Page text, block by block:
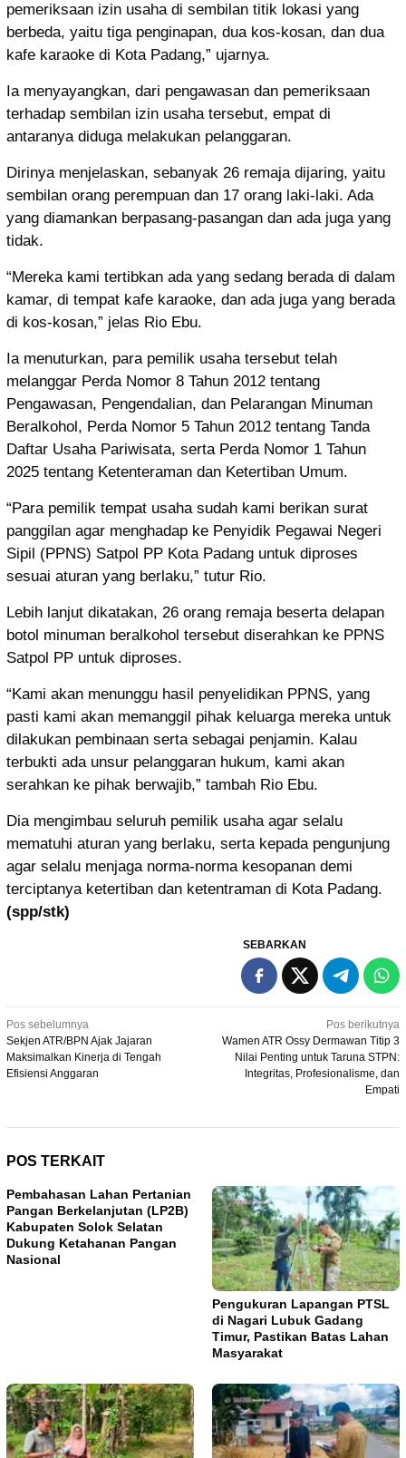
pemeriksaan izin usaha di sembilan titik lokasi yang
berbeda, yaitu tiga penginapan, dua kos-kosan, dan dua
kafe karaoke di Kota Padang,” ujarnya.
Ia menyayangkan, dari pengawasan dan pemeriksaan
terhadap sembilan izin usaha tersebut, empat di
antaranya diduga melakukan pelanggaran.
Dirinya menjelaskan, sebanyak 26 remaja dijaring, yaitu
sembilan orang perempuan dan 17 orang laki-laki. Ada
yang diamankan berpasang-pasangan dan ada juga yang
tidak.
“Mereka kami tertibkan ada yang sedang berada di dalam
kamar, di tempat kafe karaoke, dan ada juga yang berada
di kos-kosan,” jelas Rio Ebu.
Ia menuturkan, para pemilik usaha tersebut telah
melanggar Perda Nomor 8 Tahun 2012 tentang
Pengawasan, Pengendalian, dan Pelarangan Minuman
Beralkohol, Perda Nomor 5 Tahun 2012 tentang Tanda
Daftar Usaha Pariwisata, serta Perda Nomor 1 Tahun
2025 tentang Ketenteraman dan Ketertiban Umum.
“Para pemilik tempat usaha sudah kami berikan surat
panggilan agar menghadap ke Penyidik Pegawai Negeri
Sipil (PPNS) Satpol PP Kota Padang untuk diproses
sesuai aturan yang berlaku,” tutur Rio.
Lebih lanjut dikatakan, 26 orang remaja beserta delapan
botol minuman beralkohol tersebut diserahkan ke PPNS
Satpol PP untuk diproses.
“Kami akan menunggu hasil penyelidikan PPNS, yang
pasti kami akan memanggil pihak keluarga mereka untuk
dilakukan pembinaan serta sebagai penjamin. Kalau
terbukti ada unsur pelanggaran hukum, kami akan
serahkan ke pihak berwajib,” tambah Rio Ebu.
Dia mengimbau seluruh pemilik usaha agar selalu
mematuhi aturan yang berlaku, serta kepada pengunjung
agar selalu menjaga norma-norma kesopanan demi
terciptanya ketertiban dan ketentraman di Kota Padang.
(spp/stk)
SEBARKAN
Navigasi
pos
Pos sebelumnya
Sekjen ATR/BPN Ajak Jajaran
Maksimalkan Kinerja di Tengah
Efisiensi Anggaran
Pos berikutnya
Wamen ATR Ossy Dermawan Titip 3
Nilai Penting untuk Taruna STPN:
Integritas, Profesionalisme, dan
Empati
POS TERKAIT
Pembahasan Lahan Pertanian
Pangan Berkelanjutan (LP2B)
Kabupaten Solok Selatan
Dukung Ketahanan Pangan
Nasional
Pengukuran Lapangan PTSL
di Nagari Lubuk Gadang
Timur, Pastikan Batas Lahan
Masyarakat